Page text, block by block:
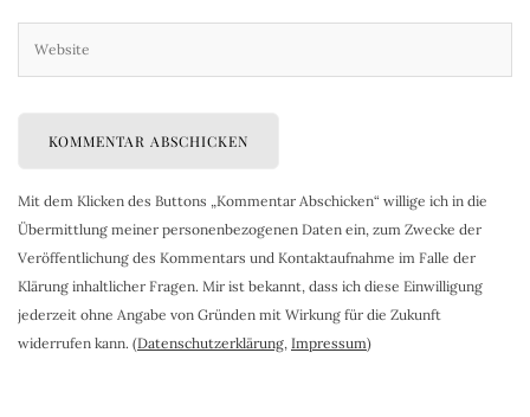
Mit dem Klicken des Buttons „Kommentar Abschicken“ willige ich in die
Übermittlung meiner personenbezogenen Daten ein, zum Zwecke der
Veröffentlichung des Kommentars und Kontaktaufnahme im Falle der
Klärung inhaltlicher Fragen. Mir ist bekannt, dass ich diese Einwilligung
jederzeit ohne Angabe von Gründen mit Wirkung für die Zukunft
widerrufen kann. (Datenschutzerklärung, Impressum)